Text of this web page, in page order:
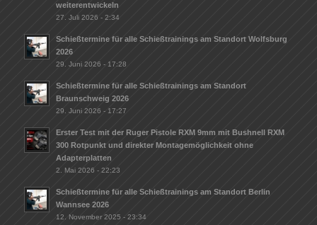
weiterentwickeln
27. Juli 2026 - 2:34
Schießtermine für alle Schießtrainings am Standort Wolfsburg
2026
29. Juni 2026 - 17:28
Schießtermine für alle Schießtrainings am Standort
Braunschweig 2026
29. Juni 2026 - 17:27
Erster Test mit der Ruger Pistole RXM 9mm mit Bushnell RXM
300 Rotpunkt und direkter Montagemöglichkeit ohne
Adapterplatten
2. Mai 2026 - 22:23
Schießtermine für alle Schießtrainings am Standort Berlin
Wannsee 2026
12. November 2025 - 23:34